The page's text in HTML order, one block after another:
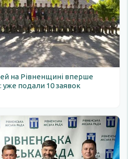
на Рівненщині вперше
уже подали 10 заявок